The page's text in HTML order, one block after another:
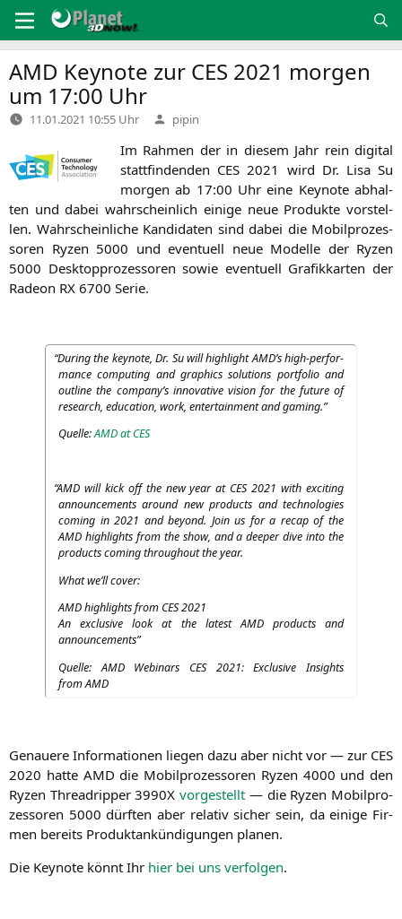
Inhalt
springen
AMD Keynote zur CES 2021 morgen
um 17:00 Uhr
11.01.2021 10:55 Uhr Verfasst
von
pipin
Im Rah­men der in die­sem Jahr rein digi­tal
statt­fin­den­den CES 2021 wird Dr. Lisa Su
mor­gen ab 17:00 Uhr eine Key­note abhal­
ten und dabei wahr­schein­lich eini­ge neue Pro­duk­te vor­stel­
len. Wahr­schein­li­che Kan­di­da­ten sind dabei die Mobil­pro­zes­
so­ren Ryzen 5000 und even­tu­ell neue Model­le der Ryzen
5000 Desk­top­pro­zes­so­ren sowie even­tu­ell Gra­fik­kar­ten der
Rade­on RX 6700 Serie.
“During the key­note, Dr. Su will high­lightAMD’s high-per­for­
mance com­pu­ting and gra­phics solu­ti­ons port­fo­lio and
out­line the company’s inno­va­ti­ve visi­on for the future of
rese­arch, edu­ca­ti­on, work, enter­tain­ment and gaming.”
Quel­le:AMDatCES
“AMD will kick off the new year at CES2021 with exci­ting
announce­ments around new pro­ducts and tech­no­lo­gies
coming in 2021 and bey­ond. Join us for a recap of the
AMD high­lights from the show, and a deeper dive into the
pro­ducts coming throug­hout the year.
What we’ll cover:
AMDhigh­lights from CES2021
An exclu­si­ve look at the latestAMDpro­ducts and
announcements”
Quel­le:AMDWeb­i­nars CES2021: Exclu­si­ve Insights
fromAMD
Genaue­re Infor­ma­tio­nen lie­gen dazu aber nicht vor — zur CES
2020 hat­te AMD die Mobil­pro­zes­so­ren Ryzen 4000 und den
Ryzen Thre­ad­rip­per3990X vor­ge­stellt — die Ryzen Mobil­pro­
zes­so­ren 5000 dürf­ten aber rela­tiv sicher sein, da eini­ge Fir­
men bereits Pro­dukt­an­kün­di­gun­gen planen.
Die Key­note könnt Ihr hier bei uns ver­fol­gen.